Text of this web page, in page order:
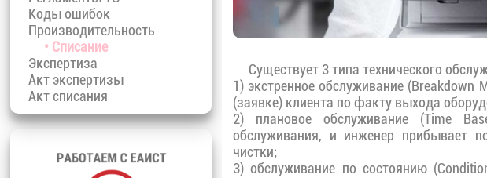
Коды ошибок
Производительность
• Списание
Экспертиза
Акт экспертизы
Акт списания
Существует 3 типа технического
1) экстренное обслуживание
(заявке) клиента по факту выхода
2) плановое обслуживание (Time
обслуживания, и инженер прибывает
чистки;
3) обслуживание по состоянию